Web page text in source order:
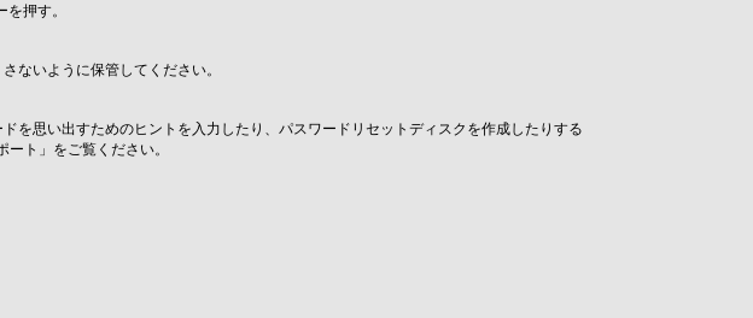
を押す。
ないように保管してください。
を思い出すためのヒントを入力したり、パスワードリセットディスクを作成したりする
ト」をご覧ください。